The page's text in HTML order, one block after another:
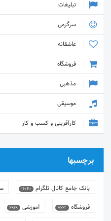
تبلیغات
سرگرمی
عاشقانه
فروشگاه
مذهبی
موسیقی
کارآفرینی و کسب و کار
برچسبها
بانک جامع کانال تلگرام 16040
فروشگاه 8662 آموزشی 6919